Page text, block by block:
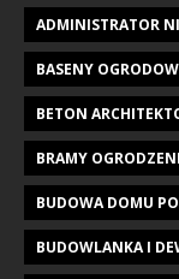
ADMINISTRATOR
BASENY
BETON
BRAMY
BUDOWA DOMU
BUDOWLANKA I